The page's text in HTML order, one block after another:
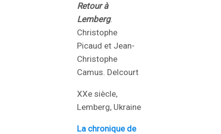
Retour à
Lemberg.
Christophe
Picaud et Jean-
Christophe
Camus. Delcourt
XXe siècle,
Lemberg, Ukraine
La chronique de